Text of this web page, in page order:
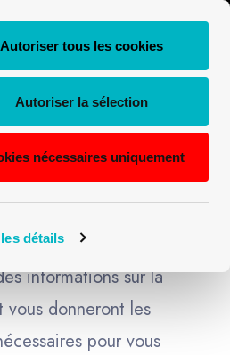
détails
Autoriser tous les cookies
Autoriser la sélection
nécessaires uniquement
Deutsch
English
Français
Recherche
de
produits
informations sur la
donneront les
pour vous